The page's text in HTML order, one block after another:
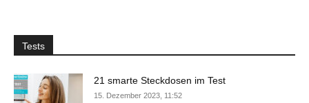
Tests
21 smarte Steckdosen im Test
15. Dezember 2023, 11:52